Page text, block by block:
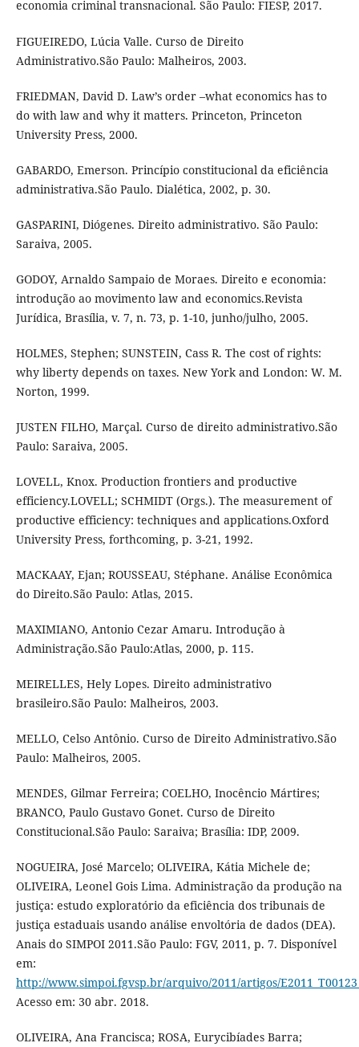
economia criminal transnacional. São Paulo: FIESP, 2017.
FIGUEIREDO, Lúcia Valle. Curso de Direito
Administrativo.São Paulo: Malheiros, 2003.
FRIEDMAN, David D. Law’s order –what economics has to
do with law and why it matters. Princeton, Princeton
University Press, 2000.
GABARDO, Emerson. Princípio constitucional da eficiência
administrativa.São Paulo. Dialética, 2002, p. 30.
GASPARINI, Diógenes. Direito administrativo. São Paulo:
Saraiva, 2005.
GODOY, Arnaldo Sampaio de Moraes. Direito e economia:
introdução ao movimento law and economics.Revista
Jurídica, Brasília, v. 7, n. 73, p. 1-10, junho/julho, 2005.
HOLMES, Stephen; SUNSTEIN, Cass R. The cost of rights:
why liberty depends on taxes. New York and London: W. M.
Norton, 1999.
JUSTEN FILHO, Marçal. Curso de direito administrativo.São
Paulo: Saraiva, 2005.
LOVELL, Knox. Production frontiers and productive
efficiency.LOVELL; SCHMIDT (Orgs.). The measurement of
productive efficiency: techniques and applications.Oxford
University Press, forthcoming, p. 3-21, 1992.
MACKAAY, Ejan; ROUSSEAU, Stéphane. Análise Econômica
do Direito.São Paulo: Atlas, 2015.
MAXIMIANO, Antonio Cezar Amaru. Introdução à
Administração.São Paulo:Atlas, 2000, p. 115.
MEIRELLES, Hely Lopes. Direito administrativo
brasileiro.São Paulo: Malheiros, 2003.
MELLO, Celso Antônio. Curso de Direito Administrativo.São
Paulo: Malheiros, 2005.
MENDES, Gilmar Ferreira; COELHO, Inocêncio Mártires;
BRANCO, Paulo Gustavo Gonet. Curso de Direito
Constitucional.São Paulo: Saraiva; Brasília: IDP, 2009.
NOGUEIRA, José Marcelo; OLIVEIRA, Kátia Michele de;
OLIVEIRA, Leonel Gois Lima. Administração da produção na
justiça: estudo exploratório da eficiência dos tribunais de
justiça estaduais usando análise envoltória de dados (DEA).
Anais do SIMPOI 2011.São Paulo: FGV, 2011, p. 7. Disponível
em:
http://www.simpoi.fgvsp.br/arquivo/2011/artigos/
Acesso em: 30 abr. 2018.
OLIVEIRA, Ana Francisca; ROSA, Eurycibíades Barra;